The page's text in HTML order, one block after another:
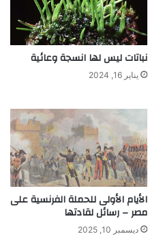
نباتات ليس لها انسجة وعائية
يناير 16, 2024
الأيام الأولى للحملة الفرنسية على
مصر – رسائل لقادتها
ديسمبر 10, 2025